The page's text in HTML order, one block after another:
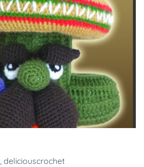
, deliciouscrochet